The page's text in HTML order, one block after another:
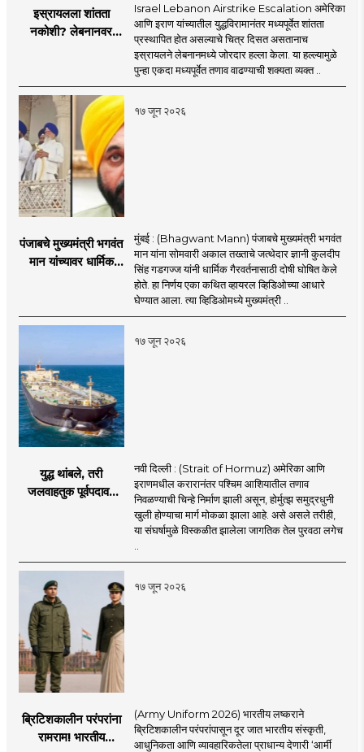
इस्रायलला शांतता
नकोशी? लेबनानवर
इराण-अमेरिकेत आरोप-
प्रत्यारोप
Israel Lebanon Airstrike Escalation अमेरिका
आणि इराण यांच्यातील युद्धविरामानंतर मध्यपूर्वेत शांतता
प्रस्थापित होत असल्याचे चित्र दिसत असतानाच
इस्रायलने लेबनानमध्ये जोरदार हल्ला केला. या हल्ल्यामुळे
पुन्हा एकदा मध्यपूर्वेत तणाव वाढण्याची शक्यता व्यक्त ..
१७ जून २०२६
पंजाबचे मुख्यमंत्री भगवंत
मान यांच्यावर धार्मिक
खळबळ
मुंबई : (Bhagwant Mann) पंजाबचे मुख्यमंत्री भगवंत
मान यांना सोमवारी अकाल तख्ताचे जत्थेदार ज्ञानी कुलदीप
सिंह गडगज्ज यांनी धार्मिक गैरवर्तनासाठी दोषी घोषित केले
होते. हा निर्णय एका कथित व्हायरल व्हिडिओच्या आधारे
घेण्यात आला. त्या व्हिडिओमध्ये मुख्यमंत्री ..
१७ जून २०२६
युद्ध थांबले, तरी
जलवाहतुक पूर्वपदावर
चिंता.
नवी दिल्ली : (Strait of Hormuz) अमेरिका आणि
इराणमधील करारानंतर पश्चिम आशियातील तणाव
निवळण्याची चिन्हे निर्माण झाली असून, होर्मुत्झ समुद्रधुनी
खुली होण्याचा मार्ग मोकळा झाला आहे. असे असले तरीही,
या संघर्षामुळे विस्कळीत झालेला जागतिक तेल पुरवठा लगेच
१७ जून २०२६
ब्रिटिशकालीन परंपरांना
रामराम! भारतीय
(Army Uniform 2026) भारतीय लष्कराने
ब्रिटिशकालीन परंपरांपासून दूर जात भारतीय संस्कृती,
आधुनिकता आणि व्यावहारिकतेला प्राधान्य देणारी ‘आर्मी